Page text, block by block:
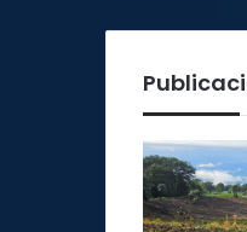
y
San
José